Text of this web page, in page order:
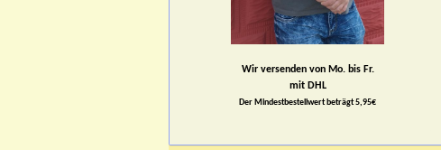
Wir versenden von Mo. bis Fr.
mit DHL
Der Mindestbestellwert beträgt 5,95€